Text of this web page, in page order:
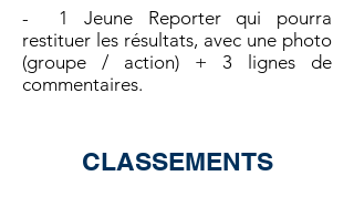
- 1 Jeune Reporter qui pourra
restituer les résultats, avec une photo
(groupe / action) + 3 lignes de
commentaires.
CLASSEMENTS